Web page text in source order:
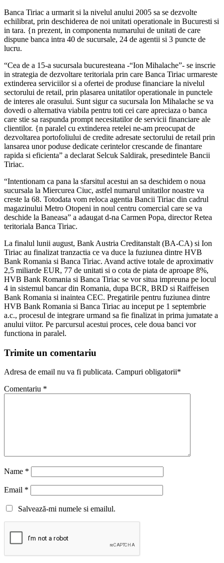
Banca Tiriac a urmarit si la nivelul anului 2005 sa se dezvolte
echilibrat, prin deschiderea de noi unitati operationale in Bucuresti si
in tara. {n prezent, in componenta numarului de unitati de care
dispune banca intra 40 de sucursale, 24 de agentii si 3 puncte de
lucru.
“Cea de a 15-a sucursala bucuresteana -“Ion Mihalache”- se inscrie
in strategia de dezvoltare teritoriala prin care Banca Tiriac urmareste
extinderea serviciilor si a ofertei de produse financiare la nivelul
sectorului de retail, prin plasarea unitatilor operationale in punctele
de interes ale orasului. Sunt sigur ca sucursala Ion Mihalache se va
dovedi o alternativa viabila pentru toti cei care apreciaza o banca
care stie sa raspunda prompt necesitatilor de servicii financiare ale
clientilor. {n paralel cu extinderea retelei ne-am preocupat de
dezvoltarea portofoliului de credite adresate sectorului de retail prin
lansarea unor poduse dedicate cerintelor crescande de finantare
rapida si eficienta” a declarat Selcuk Saldirak, presedintele Bancii
Tiriac.
“Intentionam ca pana la sfarsitul acestui an sa deschidem o noua
sucursala la Miercurea Ciuc, astfel numarul unitatilor noastre va
creste la 68. Totodata vom reloca agentia Bancii Tiriac din cadrul
magazinului Metro Otopeni in noul centru comercial care se va
deschide la Baneasa” a adaugat d-na Carmen Popa, director Retea
teritoriala Banca Tiriac.
La finalul lunii august, Bank Austria Creditanstalt (BA-CA) si Ion
Tiriac au finalizat tranzactia ce va duce la fuziunea dintre HVB
Bank Romania si Banca Tiriac. Avand active totale de aproximativ
2,5 miliarde EUR, 77 de unitati si o cota de piata de aproape 8%,
HVB Bank Romania si Banca Tiriac se vor situa impreuna pe locul
4 in sistemul bancar din Romania, dupa BCR, BRD si Raiffeisen
Bank Romania si inaintea CEC. Pregatirile pentru fuziunea dintre
HVB Bank Romania si Banca Tiriac au inceput pe 1 septembrie
a.c., procesul de integrare urmand sa fie finalizat in prima jumatate a
anului viitor. Pe parcursul acestui proces, cele doua banci vor
functiona in paralel.
Trimite un comentariu
Adresa de email nu va fi publicata. Campuri obligatorii*
Comentariu *
Name *
Email *
Salvează-mi numele si emailul.